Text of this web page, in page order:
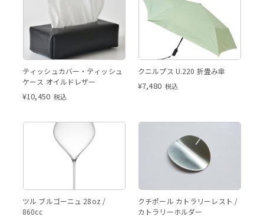
ティッシュカバー・ティッシュ
ケース オイルドレザー
¥10,450 税込
クニルプス U.220 折畳み傘
¥7,480 税込
ツル ブルゴーニュ 28oz /
860cc
クチポール カトラリーレスト /
カトラリーホルダー